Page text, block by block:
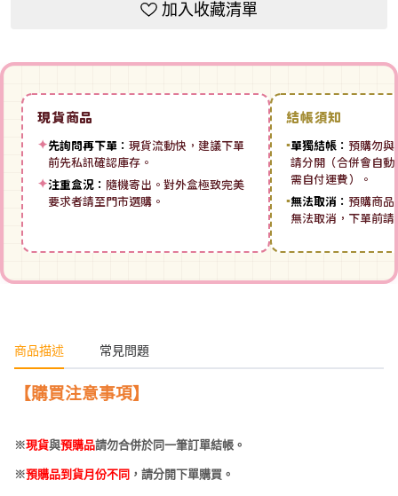
加入收藏清單
現貨商品
✦先詢問再下單： 現貨流動快，建議下單
前先私訊確認庫存。
✦注重盒況： 隨機寄出。對外盒極致完美
要求者請至門市選購。
結帳須知
▪單獨結帳： 預購勿與
請分開（合併會自
需自付運費）。
▪無法取消： 預購商品
無法取消，下單前
商品描述 常見問題
【購買注意事項】
※現貨與預購品請勿合併於同一筆訂單結帳。
※預購品到貨月份不同 ，請分開下單購買。